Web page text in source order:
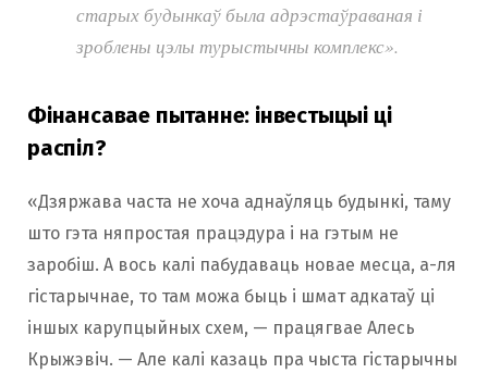
старых будынкаў была адрэстаўраваная і
зроблены цэлы турыстычны комплекс».
Фінансавае пытанне: інвестыцыі ці
распіл?
«Дзяржава часта не хоча аднаўляць будынкі, таму
што гэта няпростая працэдура і на гэтым не
заробіш. А вось калі пабудаваць новае месца, а-ля
гістарычнае, то там можа быць і шмат адкатаў ці
іншых карупцыйных схем, — працягвае Алесь
Крыжэвіч. — Але калі казаць пра чыста гістарычны